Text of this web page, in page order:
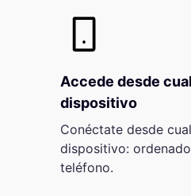
Accede desde
dispositivo
Conéctate desde
dispositivo:
teléfono.